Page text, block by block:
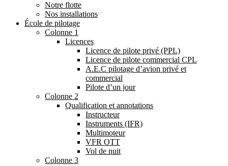
Notre flotte
Nos installations
École de pilotage
Colonne 1
Licences
Licence de pilote privé (PPL)
Licence de pilote commercial CPL
A.E.C pilotage d’avion privé et
commercial
Pilote d’un jour
Colonne 2
Qualification et annotations
Instructeur
Instruments (IFR)
Multimoteur
VFR OTT
Vol de nuit
Colonne 3